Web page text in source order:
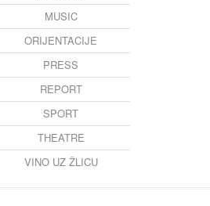
MUSIC
ORIJENTACIJE
PRESS
REPORT
SPORT
THEATRE
VINO UZ ŽLICU